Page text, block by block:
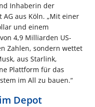
Inhaberin der
AG aus Köln. „Mit einer
und einem
4,9 Milliarden US-
Zahlen, sondern wettet
aus Starlink,
Plattform für das
im All zu bauen.“
Depot